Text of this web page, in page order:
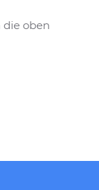
oben